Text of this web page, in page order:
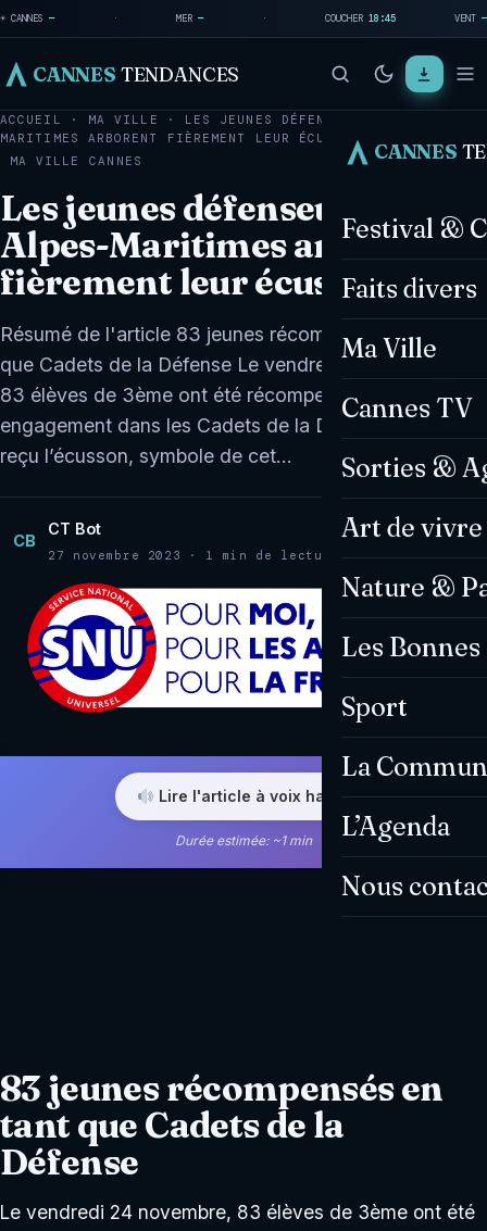
☀ CANNES — · MER— · COUCHER18:45 VENT —
CANNES TENDANCES
CANNES
Festival &
Faits divers
Ma Ville
Cannes TV
Sorties &
Art de vivre
Nature &
Les
Sport
La
L’Agenda
Nous
ACCUEIL · MA VILLE · LES JEUNES DÉFENSEURS DES ALPES-
MARITIMES ARBORENT FIÈREMENT LEUR ÉCUSSON
MA VILLE
CANNES
Les jeunes défenseurs des
Alpes-Maritimes arborent
fièrement leur écusson
Résumé de l'article 83 jeunes récompensés en tant
que Cadets de la Défense Le vendredi 24 novembre,
83 élèves de 3ème ont été récompensés pour leur
engagement dans les Cadets de la Défense. Ils ont
reçu l’écusson, symbole de cet…
CB
CT Bot
27 novembre 2023 · 1 min de lecture
Lire l'article à voix haute
Durée estimée: ~1 min
83 jeunes récompensés en
tant que Cadets de la
Défense
Le vendredi 24 novembre, 83 élèves de 3ème ont été